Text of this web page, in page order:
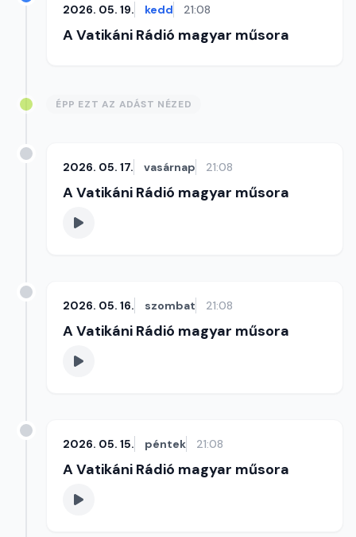
2026. 05. 19. kedd 21:08
A Vatikáni Rádió magyar műsora
ÉPP EZT AZ ADÁST NÉZED
2026. 05. 17. vasárnap 21:08
A Vatikáni Rádió magyar műsora
2026. 05. 16. szombat 21:08
A Vatikáni Rádió magyar műsora
2026. 05. 15. péntek 21:08
A Vatikáni Rádió magyar műsora